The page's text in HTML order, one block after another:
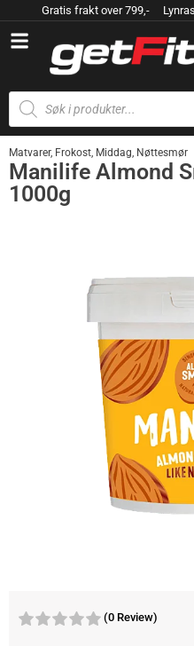
Gratis frakt over 799,-
Matvarer, Frokost, Middag, Nøttesmør
Manilife Almond
1000g
(0 Review)